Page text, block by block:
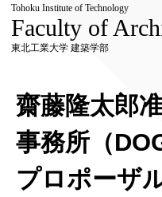
Tohoku Institute of Technology
Faculty of
東北工業大学 建築学部
齋藤隆太郎
事務所（
プロポーザ